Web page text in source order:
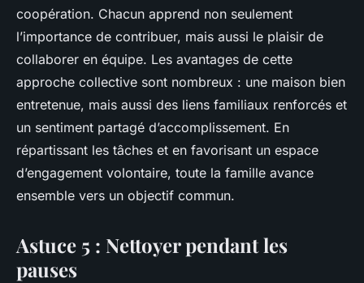
coopération. Chacun apprend non seulement
l’importance de contribuer, mais aussi le plaisir de
collaborer en équipe. Les avantages de cette
approche collective sont nombreux : une maison bien
entretenue, mais aussi des liens familiaux renforcés et
un sentiment partagé d’accomplissement. En
répartissant les tâches et en favorisant un espace
d’engagement volontaire, toute la famille avance
ensemble vers un objectif commun.
Astuce 5 : Nettoyer pendant les
pauses